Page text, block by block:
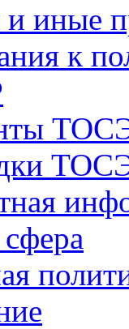
и иные
к